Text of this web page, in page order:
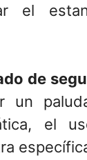
el
de
un
el